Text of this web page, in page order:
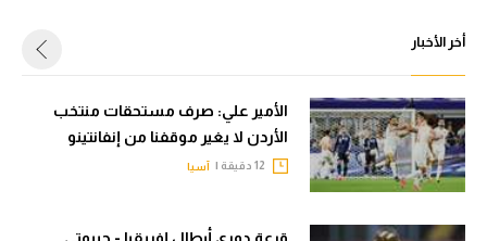
أخر الأخبار
الأمير علي: صرف مستحقات منتخب
الأردن لا يغير موقفنا من إنفانتينو
آسيا